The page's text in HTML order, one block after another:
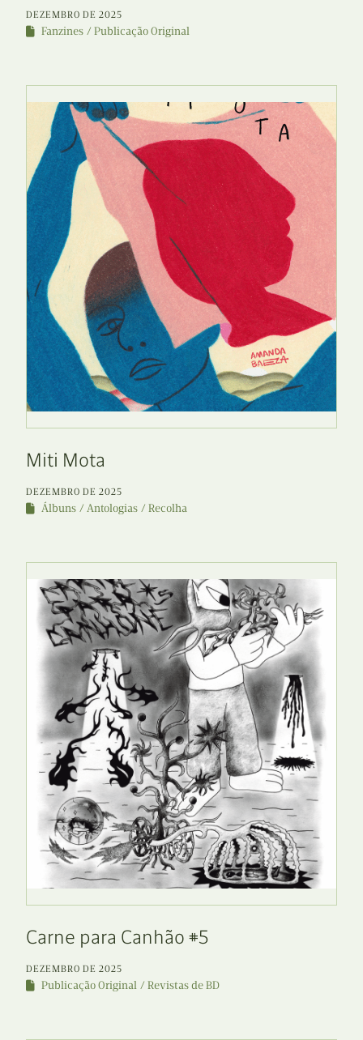
DEZEMBRO DE 2025
Fanzines Publicação Original
Miti Mota
DEZEMBRO DE 2025
Álbuns Antologias Recolha
Carne para Canhão #5
DEZEMBRO DE 2025
Publicação Original Revistas de BD